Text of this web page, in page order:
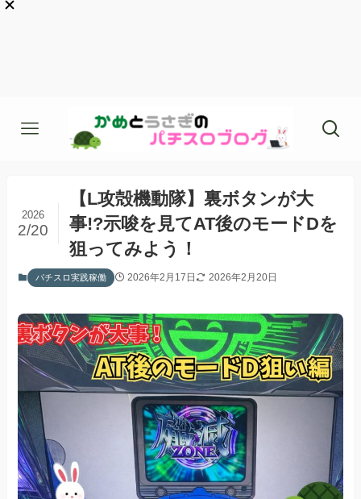
【L攻殻機動隊】裏ボタンが大
事!?示唆を見てAT後のモードDを
狙ってみよう！
2026
2/20
パチスロ実践稼働 2026年2月17日 2026年2月20日